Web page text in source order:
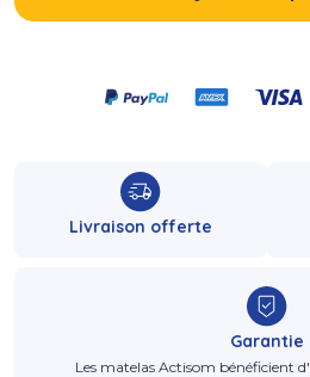
Livraison offerte
Garantie
Les matelas Actisom bénéficient